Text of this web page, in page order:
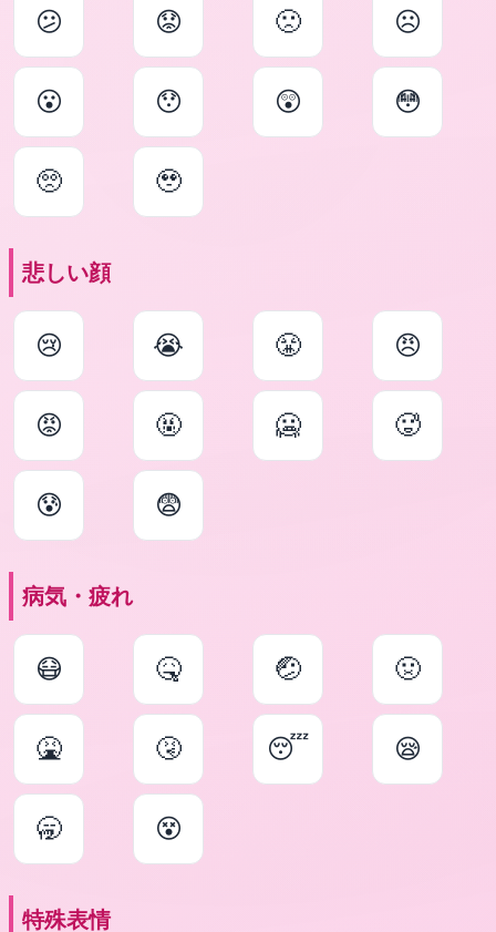
😕 😟 🙁 ☹
😮 😯 😲 😳
🥺 🥹
悲しい顔
😢 😭 😤 😠
😡 🤬 🥶 🥵
😰 😨
病気・疲れ
😷 🤒 🤕 🤢
🤮 🤧 😴 😪
🥱 😵
特殊表情